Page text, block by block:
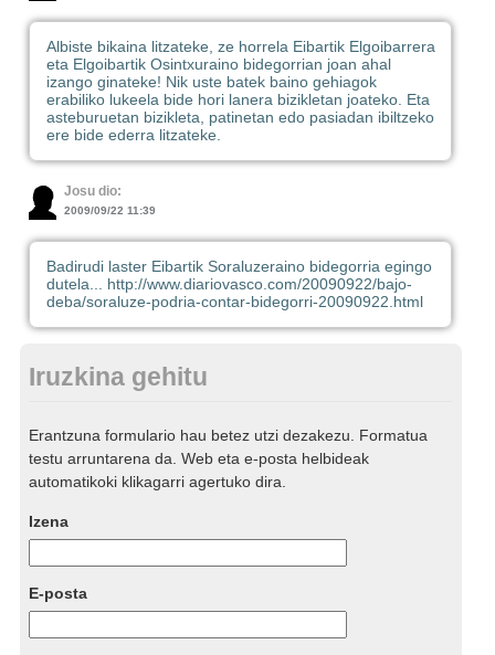
Albiste bikaina litzateke, ze horrela Eibartik Elgoibarrera
eta Elgoibartik Osintxuraino bidegorrian joan ahal
izango ginateke! Nik uste batek baino gehiagok
erabiliko lukeela bide hori lanera bizikletan joateko. Eta
asteburuetan bizikleta, patinetan edo pasiadan ibiltzeko
ere bide ederra litzateke.
Josu dio:
2009/09/22 11:39
Badirudi laster Eibartik Soraluzeraino bidegorria egingo
dutela... http://www.diariovasco.com/20090922/bajo-
deba/soraluze-podria-contar-bidegorri-20090922.html
Iruzkina gehitu
Erantzuna formulario hau betez utzi dezakezu. Formatua
testu arruntarena da. Web eta e-posta helbideak
automatikoki klikagarri agertuko dira.
Izena
E-posta